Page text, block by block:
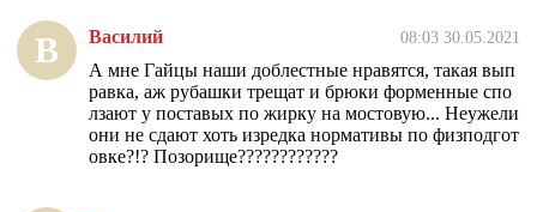
В Василий 08:03 30.05.2021
А мне Гайцы наши доблестные нравятся, такая вып
равка, аж рубашки трещат и брюки форменные спо
лзают у поставых по жирку на мостовую... Неужели
они не сдают хоть изредка нормативы по физподгот
овке?!? Позорище????????????